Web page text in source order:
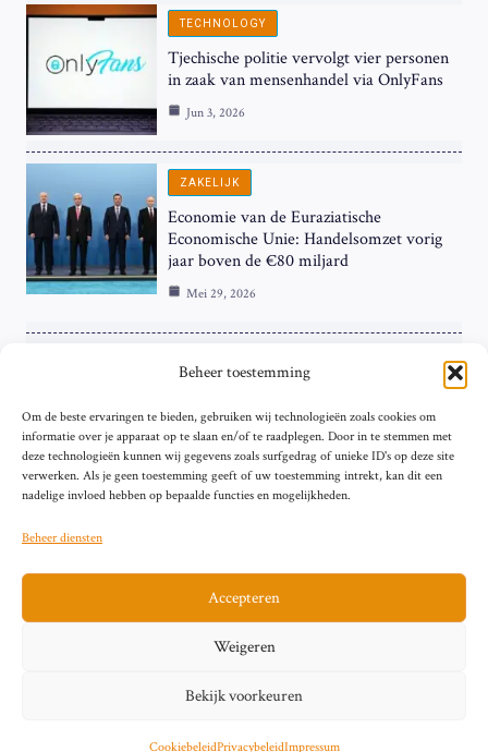
Beheer toestemming
Om de beste ervaringen te bieden, gebruiken wij technologieën zoals cookies om
informatie over je apparaat op te slaan en/of te raadplegen. Door in te stemmen met
deze technologieën kunnen wij gegevens zoals surfgedrag of unieke ID's op deze site
verwerken. Als je geen toestemming geeft of uw toestemming intrekt, kan dit een
nadelige invloed hebben op bepaalde functies en mogelijkheden.
Beheer diensten
Accepteren
Weigeren
Bekijk voorkeuren
CookiebeleidPrivacybeleidImpressum
TECHNOLOGY
Tjechische politie vervolgt vier personen
in zaak van mensenhandel via OnlyFans
Jun 3, 2026
ZAKELIJK
Economie van de Euraziatische
Economische Unie: Handelsomzet vorig
jaar boven de €80 miljard
Mei 29, 2026
ZAKELIJK
Hardnekkige Inflatie bij de ‘Grote Vier’
van de Eurozone
Mei 29, 2026
Sitemap Contact Privacybeleid (EU)
Impressum
Cookiebeleid (EU)